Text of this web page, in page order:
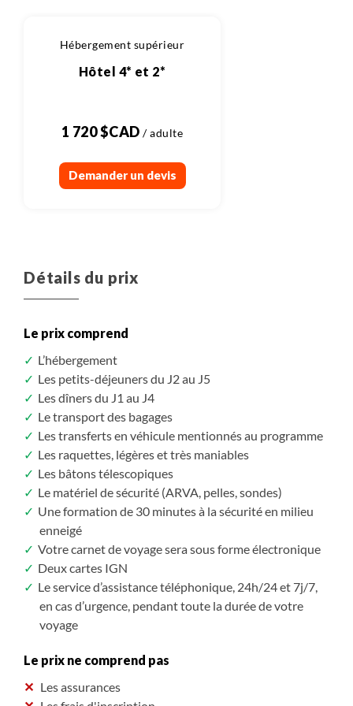
Plus de détails
Hébergement supérieur
Hôtel 4* et 2*
1 720 $CAD
Demander un devis
Détails du prix
Le prix comprend
L’hébergement
Les petits-déjeuners du J2 au J5
Les dîners du J1 au J4
Le transport des bagages
Les transferts en véhicule mentionnés au programme
Les raquettes, légères et très maniables
Les bâtons télescopiques
Le matériel de sécurité (ARVA, pelles, sondes)
Une formation de 30 minutes à la sécurité en milieu
enneigé
Votre carnet de voyage sera sous forme électronique
Deux cartes IGN
Le service d’assistance téléphonique, 24h/24 et 7j/7,
en cas d’urgence, pendant toute la durée de votre
voyage
Le prix ne comprend pas
Les assurances